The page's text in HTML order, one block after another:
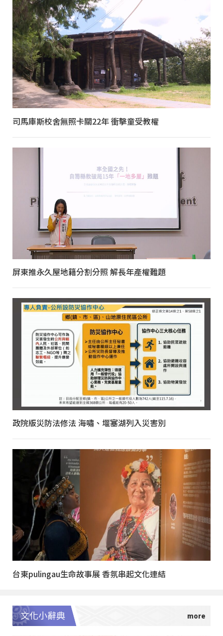
司馬庫斯校舍無照卡關22年 衝擊童受教權
屏東推永久屋地籍分割分照 解長年產權難題
政院版災防法修法 海嘯、堰塞湖列入災害別
台東pulingau生命故事展 香氛串起文化連結
文化小辭典